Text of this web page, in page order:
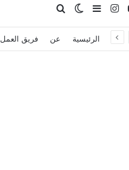
يوتيوبانستقرامإضافة عمود جانبي
الوضع المظلم
بحث عن
الرئيسية عن فريق العمل